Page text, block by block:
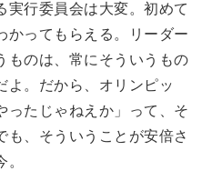
実行委員会は大変。初めて
かってもらえる。リーダー
ものは、常にそういうもの
よ。だから、オリンピッ
ったじゃねえか」って、そ
も、そういうことが安倍さ